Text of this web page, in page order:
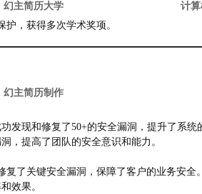
幻主简历大学
计算
护，获得多次学术奖项。
幻主简历制作
发现和修复了50+的安全漏洞，提升了系统
，提高了团队的安全意识和能力。
了关键安全漏洞，保障了客户的业务安全
效果。